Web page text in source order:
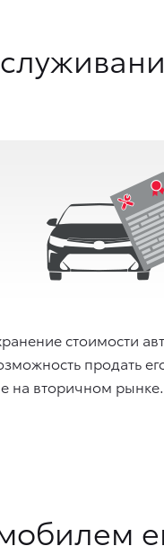
стоимости
продать
на вторичном рынке.